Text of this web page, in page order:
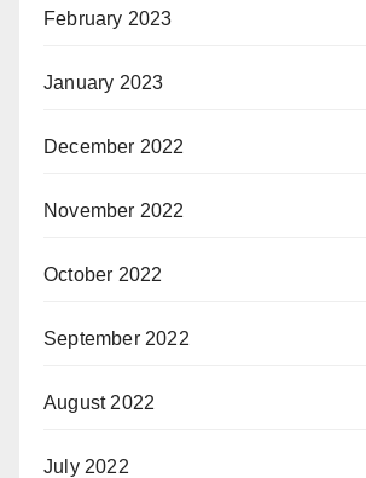
February 2023
January 2023
December 2022
November 2022
October 2022
September 2022
August 2022
July 2022